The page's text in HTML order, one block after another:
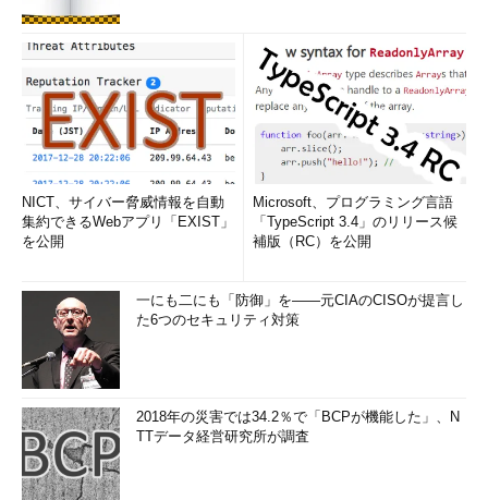
NICT、サイバー脅威情報を自動
集約できるWebアプリ「EXIST」
を公開
Microsoft、プログラミング言語
「TypeScript 3.4」のリリース候
補版（RC）を公開
一にも二にも「防御」を――元CIAのCISOが提言し
た6つのセキュリティ対策
2018年の災害では34.2％で「BCPが機能した」、N
TTデータ経営研究所が調査